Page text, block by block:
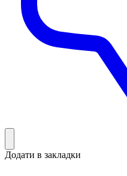
Додати в закладки